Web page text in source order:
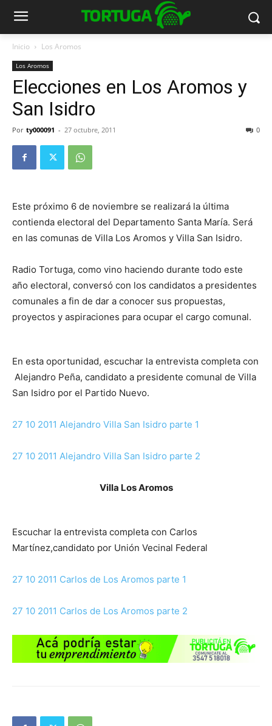
Inicio Los Aromos
Los Aromos
Elecciones en Los Aromos y
San Isidro
Por ty000091 - 27 octubre, 2011 0
Este próximo 6 de noviembre se realizará la última
contienda electoral del Departamento Santa María. Será
en las comunas de Villa Los Aromos y Villa San Isidro.
Radio Tortuga, como vino haciendo durante todo este
año electoral, conversó con los candidatos a presidentes
comunales a fin de dar a conocer sus propuestas,
proyectos y aspiraciones para ocupar el cargo comunal.
En esta oportunidad, escuchar la entrevista completa con
Alejandro Peña, candidato a presidente comunal de Villa
San Isidro por el Partido Nuevo.
27 10 2011 Alejandro Villa San Isidro parte 1
27 10 2011 Alejandro Villa San Isidro parte 2
Villa Los Aromos
Escuchar la entrevista completa con Carlos
Martínez,candidato por Unión Vecinal Federal
27 10 2011 Carlos de Los Aromos parte 1
27 10 2011 Carlos de Los Aromos parte 2